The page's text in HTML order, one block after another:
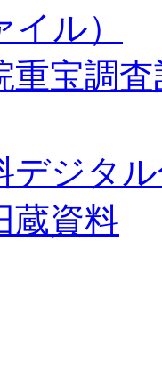
イル）
重宝調
デジタ
蔵資料